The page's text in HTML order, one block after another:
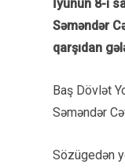
İyunun 8-i
Səməndər
qarşıdan
Baş Dövlət
Səməndər
Sözügedən